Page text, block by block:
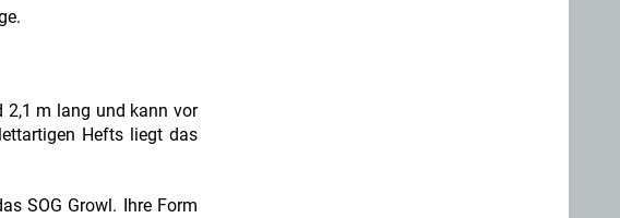
2,1 m lang und kann vor
Hefts liegt das
SOG Growl. Ihre Form